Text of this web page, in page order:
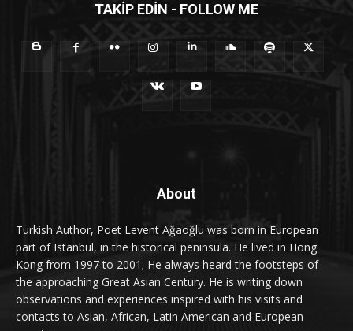
TAKİP EDİN - FOLLOW ME
About
Turkish Author, Poet Levent Ağaoğlu was born in European
part of Istanbul, in the historical peninsula. He lived in Hong
Kong from 1997 to 2001; He always heard the footsteps of
the approaching Great Asian Century. He is writing down
observations and experiences inspired with his visits and
contacts to Asian, African, Latin American and European